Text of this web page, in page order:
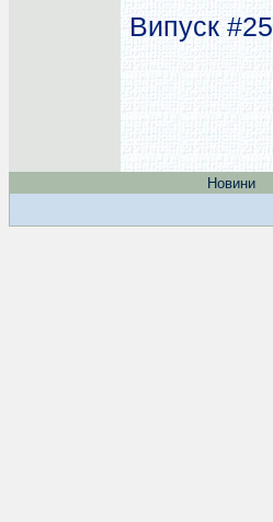
Випуск #25
Новини